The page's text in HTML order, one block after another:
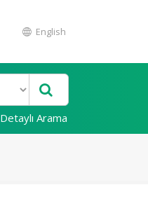
English
Detaylı Arama